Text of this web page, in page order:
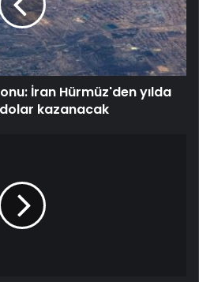
İran Hürmüz'den yılda
kazanacak